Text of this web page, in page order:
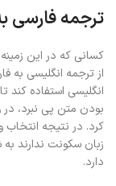
ترجمه فارسی
کسانی که در این زمینه
از ترجمه انگلیسی به
انگلیسی استفاده کند
بودن متن پی نبرد، در
کرد. در نتیجه
زبان سکونت ندارند
دارد.